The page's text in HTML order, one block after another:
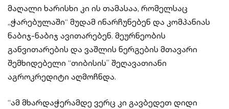
მაღალი ხარისხი კი ის თამასაა, რომელსაც
„ჭარებულაში“ მუდამ ინარჩუნებენ და კომპანიას
ნაბიჯ-ნაბიჯ ავითარებენ. მეურნეობის
განვითარების და ვაშლის ნერგების მთავარი
შემხიდებელი “თიბისის” შეღავათიანი
აგროკრედიტი აღმოჩნდა.
“ამ მხარდაჭერამდე ვერც კი გავბედეთ დიდი